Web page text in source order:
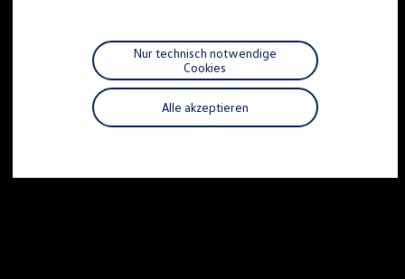
Individualisieren
Wallbox und Ladekabel
Digitale Extras
Dienste für Ihr Modell finden
Volkswagen Apps, Login und Shop
Handy und Fahrzeug verbinden
Vorgängermodelle
Alle akzeptieren
Nur technisch notwendige
Cookies